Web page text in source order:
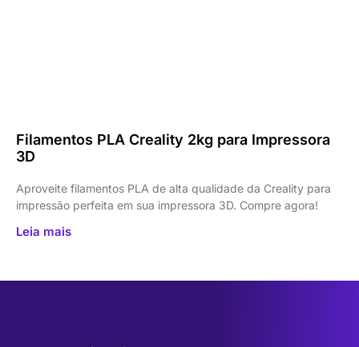
Filamentos PLA Creality 2kg para Impressora
3D
Aproveite filamentos PLA de alta qualidade da Creality para
impressão perfeita em sua impressora 3D. Compre agora!
Leia mais